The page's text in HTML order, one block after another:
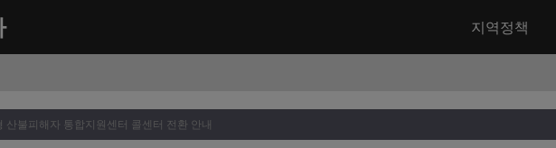
지역정책
산불피해자 통합지원센터 콜센터 전환 안내